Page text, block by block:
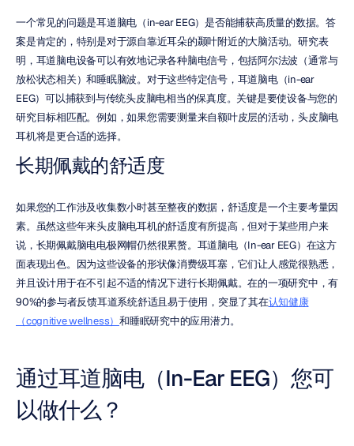
一个常见的问题是耳道脑电（in-ear EEG）是否能捕获高质量的数据。答
案是肯定的，特别是对于源自靠近耳朵的颞叶附近的大脑活动。研究表
明，耳道脑电设备可以有效地记录各种脑电信号，包括阿尔法波（通常与
放松状态相关）和睡眠脑波。对于这些特定信号，耳道脑电（in-ear
EEG）可以捕获到与传统头皮脑电相当的保真度。关键是要使设备与您的
研究目标相匹配。例如，如果您需要测量来自额叶皮层的活动，头皮脑电
耳机将是更合适的选择。
长期佩戴的舒适度
如果您的工作涉及收集数小时甚至整夜的数据，舒适度是一个主要考量因
素。虽然这些年来头皮脑电耳机的舒适度有所提高，但对于某些用户来
说，长期佩戴脑电电极网帽仍然很累赘。耳道脑电（In-ear EEG）在这方
面表现出色。因为这些设备的形状像消费级耳塞，它们让人感觉很熟悉，
并且设计用于在不引起不适的情况下进行长期佩戴。在的一项研究中，有
90%的参与者反馈耳道系统舒适且易于使用，突显了其在认知健康
（cognitive wellness） 和睡眠研究中的应用潜力。
通过耳道脑电（In-Ear EEG）您可
以做什么？